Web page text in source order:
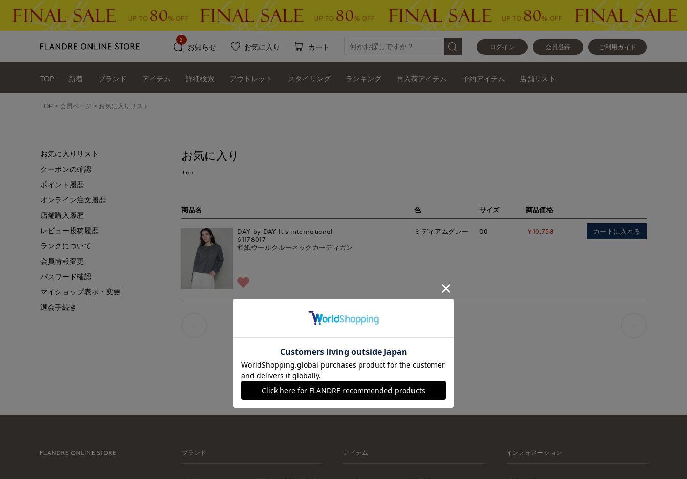
ログイン 会員登録 ご利用ガイド
お知らせ
2
お気に入り カート
TOP 新着 ブランド アイテム 詳細検索 アウトレット スタイリング ランキング 再入荷アイテム 予約アイテム 店舗リスト
TOP 会員ページ お気に入りリスト
お気に入り
Like
商品名 色 サイズ 商品価格
DAY by DAY It's international
61178017
和紙ウールクルーネックカーディガン
ミディアムグレー 00 ￥10,758 カートに入れる
お気に入りリスト
クーポンの確認
ポイント履歴
オンライン注文履歴
店舗購入履歴
レビュー投稿履歴
ランクについて
会員情報変更
パスワード確認
マイショップ表示・変更
退会手続き
ブランド アイテム インフォメーション